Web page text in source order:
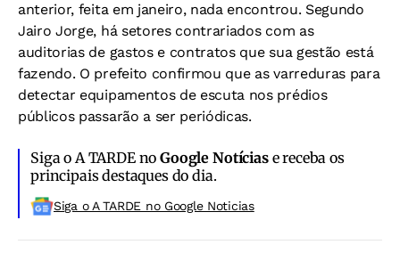
anterior, feita em janeiro, nada encontrou. Segundo
Jairo Jorge, há setores contrariados com as
auditorias de gastos e contratos que sua gestão está
fazendo. O prefeito confirmou que as varreduras para
detectar equipamentos de escuta nos prédios
públicos passarão a ser periódicas.
Siga o A TARDE noGoogle Notíciase receba os
principais destaques do dia.
Siga o A TARDE no Google Noticias